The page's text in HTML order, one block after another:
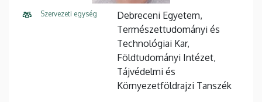
Szervezeti egység
Debreceni Egyetem,
Természettudományi és
Technológiai Kar,
Földtudományi Intézet,
Tájvédelmi és
Környezetföldrajzi Tanszék